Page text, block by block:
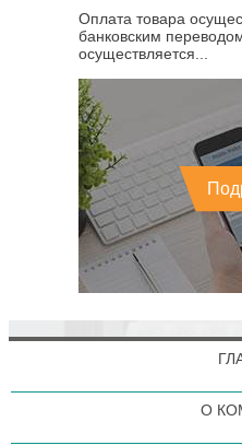
Оплата товара
банковским
осуществляется...
О